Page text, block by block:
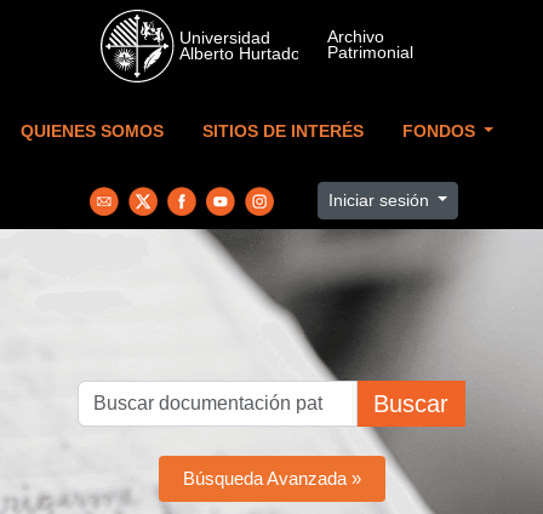
Skip to main content
QUIENES SOMOS SITIOS DE INTERÉS FONDOS
Iniciar sesión
Buscar
Búsqueda Avanzada »